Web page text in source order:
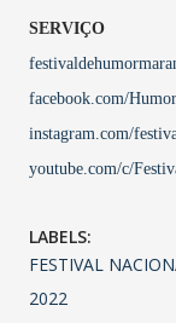
SERVIÇO
facebook.com/
instagram.com/
youtube.com/c/
LABELS:
FESTIVAL
2022